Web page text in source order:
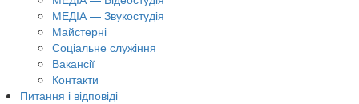
МЕДІА — Звукостудія
Майстерні
Соціальне служіння
Вакансії
Контакти
Питання і відповіді